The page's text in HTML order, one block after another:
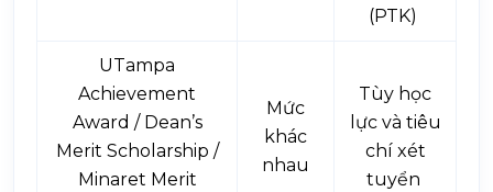
(PTK)
UTampa
Achievement
Award / Dean’s
Merit Scholarship /
Minaret Merit
Mức
khác
nhau
Tùy học
lực và tiêu
chí xét
tuyển